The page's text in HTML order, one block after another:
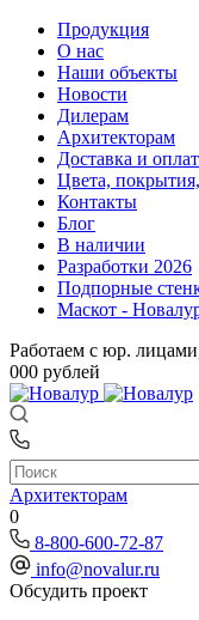
Продукция
О нас
Наши объекты
Новости
Дилерам
Архитекторам
Доставка и
Цвета,
Контакты
Блог
В наличии
Разработки 2026
Подпорные
Маскот -
Работаем с юр.
000 рублей
Архитекторам
0
8-800-600-72-87
info@novalur.ru
Обсудить проект